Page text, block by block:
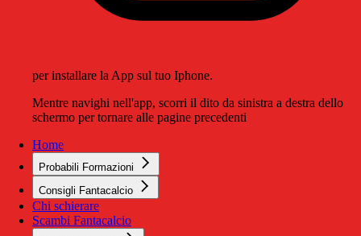
per installare la App sul tuo Iphone.
Mentre navighi nell'app, scorri il dito da sinistra a destra dello
schermo per tornare alle pagine precedenti
Home
Probabili Formazioni
Consigli Fantacalcio
Chi schierare
Scambi Fantacalcio